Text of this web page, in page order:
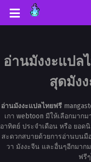
อ่านมังงะแปล
สุดมัง
อ่านมังงะแปลไทยฟรี
เกา webtoon มีให้เลือกมาก
อาทิตย์ ประจำเดือน หรือ ยอด
สะดวกสบายด้วยการอ่านบนมื
วา มังงะจีน และอื่นๆอีกมาก
ฟรี